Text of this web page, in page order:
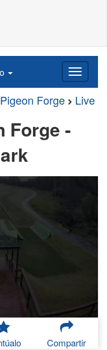
Pigeon Forge Live
Forge -
Compartir